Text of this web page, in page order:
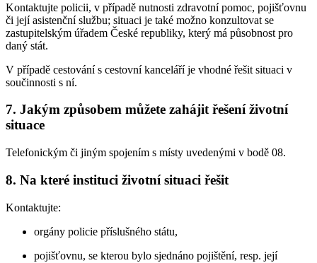
Kontaktujte policii, v případě nutnosti zdravotní pomoc, pojišťovnu
či její asistenční službu; situaci je také možno konzultovat se
zastupitelským úřadem České republiky, který má působnost pro
daný stát.
V případě cestování s cestovní kanceláří je vhodné řešit situaci v
součinnosti s ní.
7. Jakým způsobem můžete zahájit řešení životní
situace
Telefonickým či jiným spojením s místy uvedenými v bodě 08.
8. Na které instituci životní situaci řešit
Kontaktujte:
orgány policie příslušného státu,
pojišťovnu, se kterou bylo sjednáno pojištění, resp. její